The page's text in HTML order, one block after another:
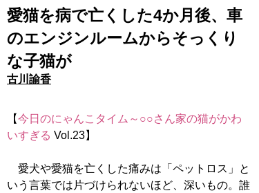
愛猫を病で亡くした4か月後、車
のエンジンルームからそっくり
な子猫が
古川諭香
【今日のにゃんこタイム～○○さん家の猫がかわ
いすぎる Vol.23】
愛犬や愛猫を亡くした痛みは「ペットロス」と
いう言葉では片づけられないほど、深いもの。誰